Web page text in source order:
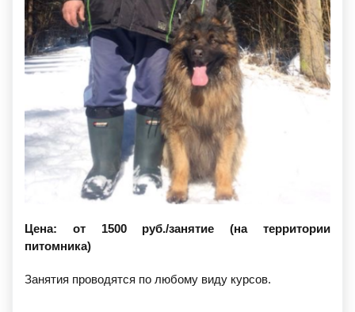
Цена: от 1500 руб./занятие (на территории
питомника)
Занятия проводятся по любому виду курсов.